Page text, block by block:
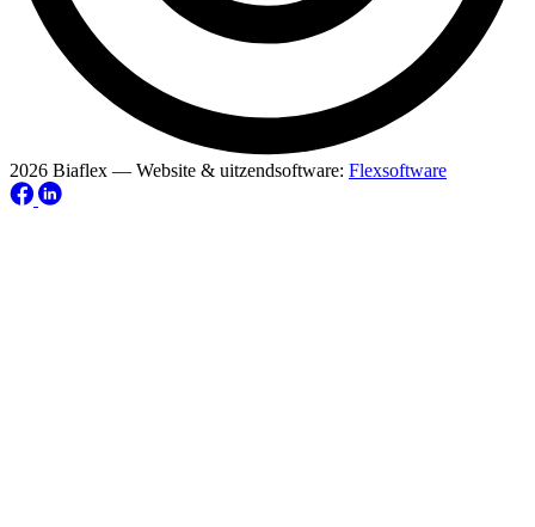
2026 Biaflex — Website & uitzendsoftware: Flexsoftware